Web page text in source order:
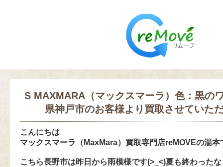
S MAXMARA（マックスマーラ）色：黒の
県神戸市のお客様より買取させていた
こんにちは
マックスマーラ（MaxMara）買取専門店reMOVEの湯本
こちら長野市は昨日から雨模様です(>_<)夏も終わった